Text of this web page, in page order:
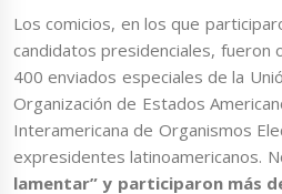
Los comicios, en los que
candidatos presidenciales, fueron
400 enviados especiales de la
Organización de Estados
Interamericana de Organismos
expresidentes latinoamericanos.
lamentar” y participaron más